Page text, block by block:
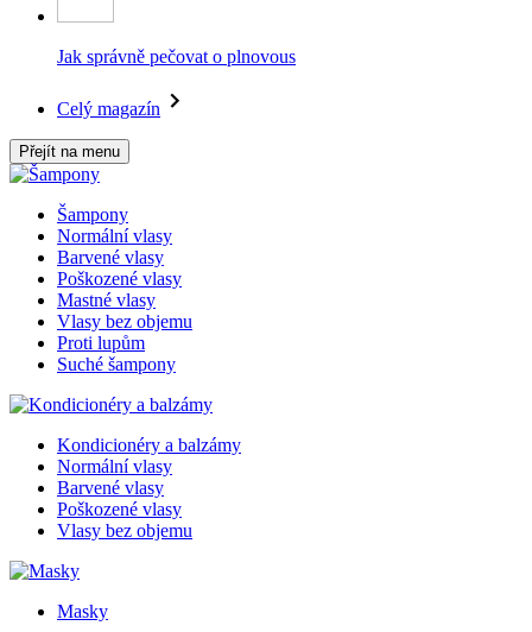
Jak správně pečovat o plnovous
Celý magazín
Přejít na menu
Šampony
Normální vlasy
Barvené vlasy
Poškozené vlasy
Mastné vlasy
Vlasy bez objemu
Proti lupům
Suché šampony
Kondicionéry a balzámy
Normální vlasy
Barvené vlasy
Poškozené vlasy
Vlasy bez objemu
Masky